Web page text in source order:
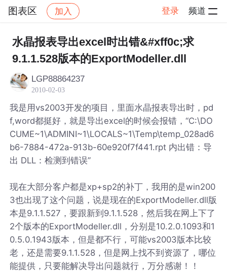
图表区 加入 登录 频道
社区 图表区 帖子详情
水晶报表导出excel时出错&#xff0c;求
9.1.1.528版本的ExportModeller.dll
LGP88864237
2010-02-03
我是用vs2003开发的项目，里面水晶报表导出时，pd
f,word都挺好，就是导出excel的时候会报错，“C:\DO
CUME~1\ADMINI~1\LOCALS~1\Temp\temp_028ad6
b6-7884-472a-913b-60e920f7f441.rpt 内出错：导
出 DLL：检测到错误”
现在大部分客户都是xp+sp2的补丁，我用的是win200
3也出现了这个问题，说是现在的ExportModeller.dll版
本是9.1.1.527，要跟新到9.1.1.528，然后我在网上下了
2个版本的ExportModeller.dll，分别是10.2.0.1093和1
0.5.0.1943版本，但是都不行，可能vs2003版本比较
老，还是需要9.1.1.528，但是网上找不到资源了，哪位
能提供，只要能解决导出问题就行，万分感谢！！